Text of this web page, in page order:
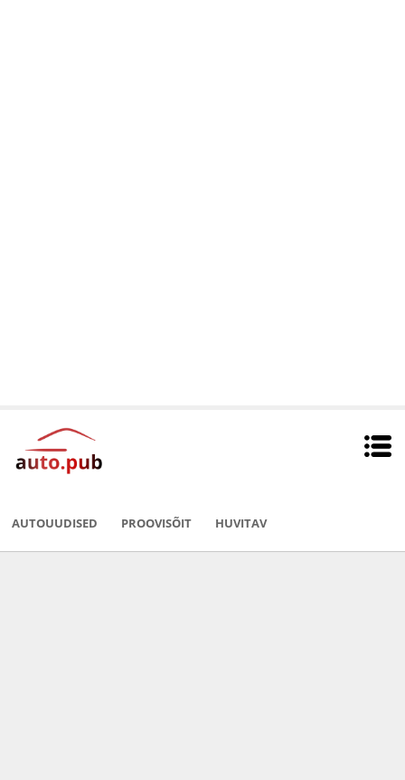
AUTOUUDISED PROOVISÕIT HUVITAV